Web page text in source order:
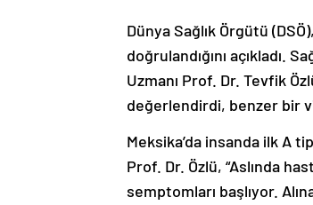
Dünya Sağlık Örgütü
doğrulandığını açıkladı.
Uzmanı Prof. Dr. Tevfik
değerlendirdi, benzer bir
Meksika’da insanda ilk A
Prof. Dr. Özlü, “Aslında
semptomları başlıyor.